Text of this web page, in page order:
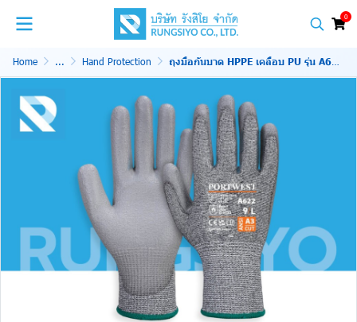
0
Home ... Hand Protection ถุงมือกันบาด HPPE เคลือบ PU รุ่น A622 #9/L ยี่ห้อ Portwest